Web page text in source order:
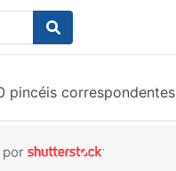
pincéis correspondentes
por